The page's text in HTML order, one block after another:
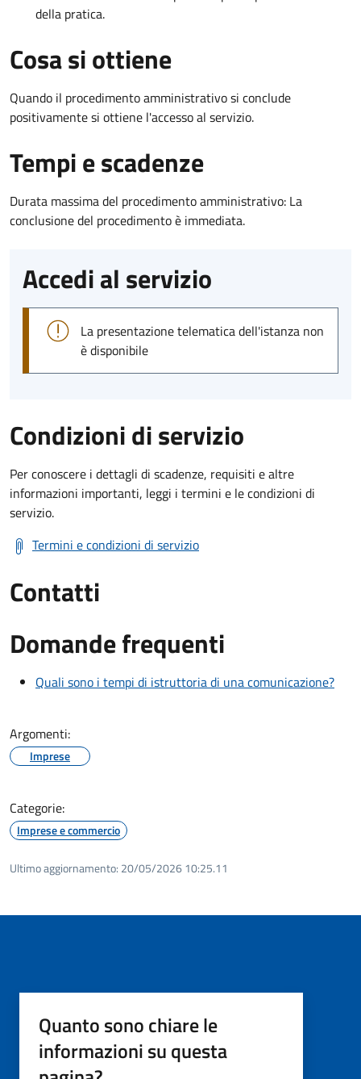
della pratica.
Cosa si ottiene
Quando il procedimento amministrativo si conclude
positivamente si ottiene l'accesso al servizio.
Tempi e scadenze
Durata massima del procedimento amministrativo: La
conclusione del procedimento è immediata.
Accedi al servizio
La presentazione telematica dell'istanza non
è disponibile
Condizioni di servizio
Per conoscere i dettagli di scadenze, requisiti e altre
informazioni importanti, leggi i termini e le condizioni di
servizio.
Termini e condizioni di servizio
Contatti
Domande frequenti
Quali sono i tempi di istruttoria di una comunicazione?
Argomenti:
Imprese
Categorie:
Imprese e commercio
Ultimo aggiornamento: 20/05/2026 10:25.11
Quanto sono chiare le
informazioni su questa